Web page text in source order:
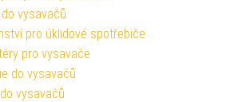
vysavačů
pro úklidové spotřebiče
pro vysavače
do vysavačů
vysavačů